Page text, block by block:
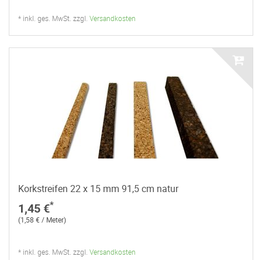
* inkl. ges. MwSt. zzgl. Versandkosten
Korkstreifen 22 x 15 mm 91,5 cm natur
1,45 €*
(1,58 € / Meter)
* inkl. ges. MwSt. zzgl. Versandkosten